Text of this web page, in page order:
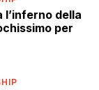
della
per